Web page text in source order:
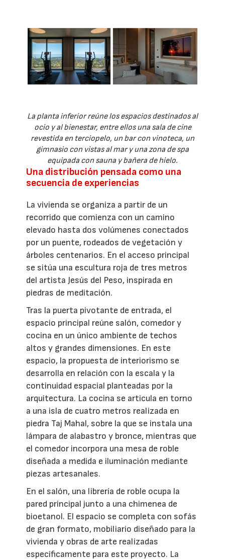
La planta inferior reúne los espacios destinados al
ocio y al bienestar, entre ellos una sala de cine
revestida en terciopelo, un bar con vinoteca, un
gimnasio con vistas al mar y una zona de spa
equipada con sauna y bañera de hielo.
Una distribución pensada como una
secuencia de experiencias
La vivienda se organiza a partir de un
recorrido que comienza con un camino
elevado hasta dos volúmenes conectados
por un puente, rodeados de vegetación y
árboles centenarios. En el acceso principal
se sitúa una escultura roja de tres metros
del artista Jesús del Peso, inspirada en
piedras de meditación.
Tras la puerta pivotante de entrada, el
espacio principal reúne salón, comedor y
cocina en un único ambiente de techos
altos y grandes dimensiones. En este
espacio, la propuesta de interiorismo se
desarrolla en relación con la escala y la
continuidad espacial planteadas por la
arquitectura. La cocina se articula en torno
a una isla de cuatro metros realizada en
piedra Taj Mahal, sobre la que se instala una
lámpara de alabastro y bronce, mientras que
el comedor incorpora una mesa de roble
diseñada a medida e iluminación mediante
piezas artesanales.
En el salón, una librería de roble ocupa la
pared principal junto a una chimenea de
bioetanol. El espacio se completa con sofás
de gran formato, mobiliario diseñado para la
vivienda y obras de arte realizadas
específicamente para este proyecto. La